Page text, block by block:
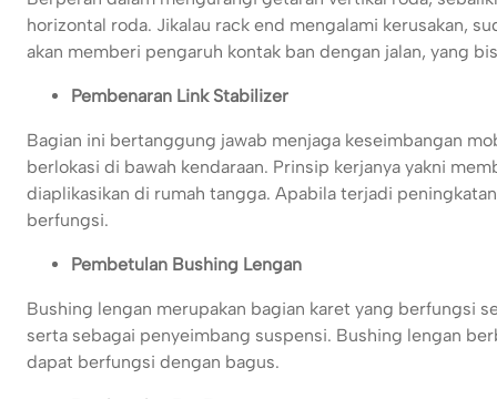
horizontal roda. Jikalau rack end mengalami kerusakan,
akan memberi pengaruh kontak ban dengan jalan, yang
Pembenaran Link Stabilizer
Bagian ini bertanggung jawab menjaga keseimbangan
berlokasi di bawah kendaraan. Prinsip kerjanya yakni
diaplikasikan di rumah tangga. Apabila terjadi
berfungsi.
Pembetulan Bushing Lengan
Bushing lengan merupakan bagian karet yang berfungsi
serta sebagai penyeimbang suspensi. Bushing lengan
dapat berfungsi dengan bagus.